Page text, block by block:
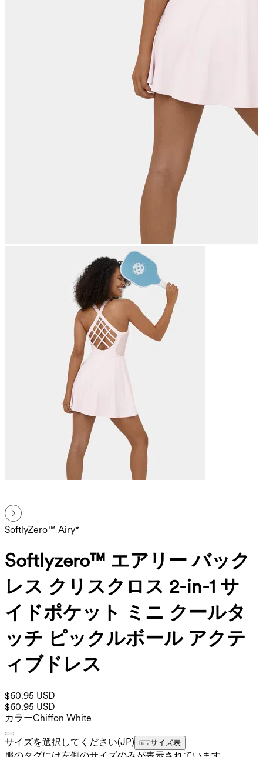
SoftlyZero™ Airy*
Softlyzero™ エアリー バック
レス クリスクロス 2-in-1 サ
イドポケット ミニ クールタ
ッチ ピックルボール アクテ
ィブドレス
$60.95 USD
$60.95 USD
カラーChiffon White
サイズを選択してください(JP) サイズ表